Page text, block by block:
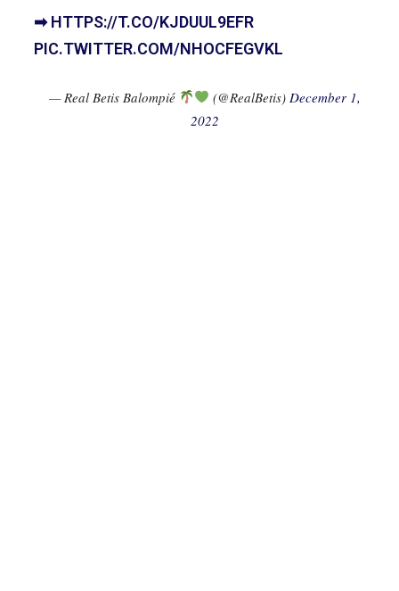
➡HTTPS://T.CO/KJDUUL9EFR
PIC.TWITTER.COM/NHOCFEGVKL
— Real Betis Balompié (@RealBetis) December 1,
2022